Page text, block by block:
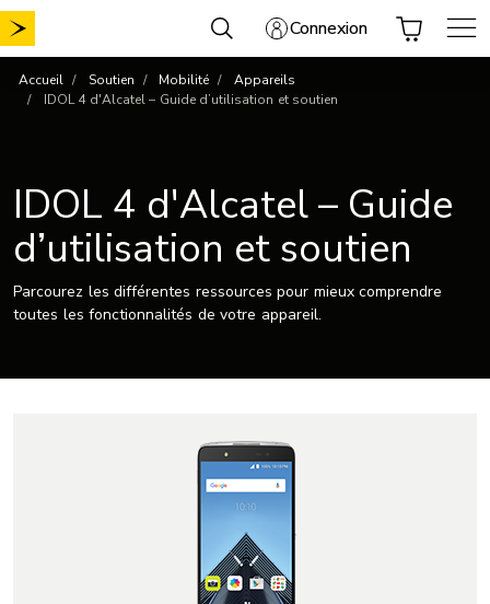
Aller
au
Connexion
Accueil Soutien Mobilité
Appareils
IDOL 4 d'Alcatel – Guide d’utilisation et soutien
IDOL 4 d'Alcatel – Guide
d’utilisation et soutien
Parcourez les différentes ressources pour mieux comprendre
toutes les fonctionnalités de votre appareil.